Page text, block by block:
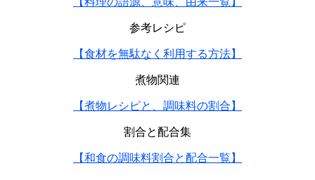
参考レシピ
【食材を無駄なく利用する方法】
煮物関連
【煮物レシピと、調味料の割合】
割合と配合集
【和食の調味料割合と配合一覧】